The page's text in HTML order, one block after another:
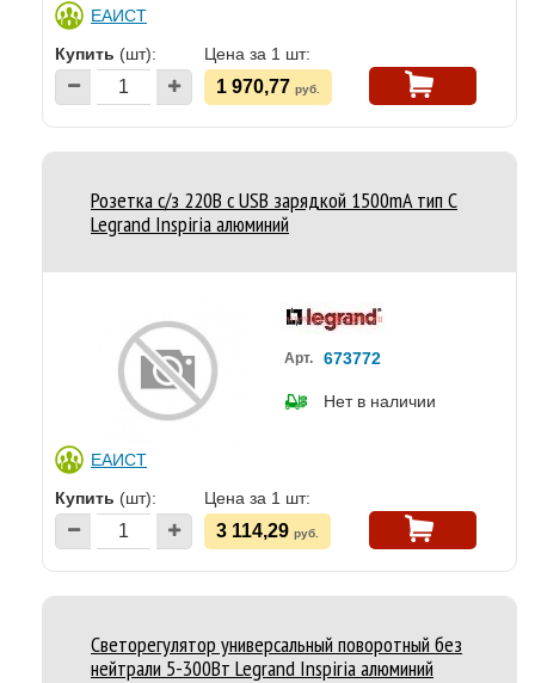
ЕАИСТ
Купить (шт): Цена за 1 шт:
1 970,77 руб.
Розетка с/з 220В с USB зарядкой 1500mA тип С
Legrand Inspiria алюминий
ЕАИСТ
Арт. 673772
Нет в наличии
Купить (шт): Цена за 1 шт:
3 114,29 руб.
Светорегулятор универсальный поворотный без
нейтрали 5-300Вт Legrand Inspiria алюминий